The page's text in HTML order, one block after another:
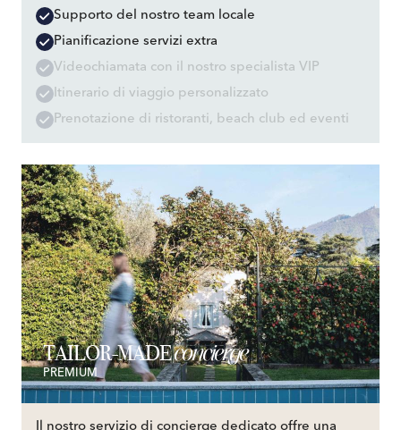
Supporto del nostro team locale
Pianificazione servizi extra
Videochiamata con il nostro specialista VIP
Itinerario di viaggio personalizzato
Prenotazione di ristoranti, beach club ed eventi
TAILOR-MADEconcierge
PREMIUM
Il nostro servizio di concierge dedicato offre una